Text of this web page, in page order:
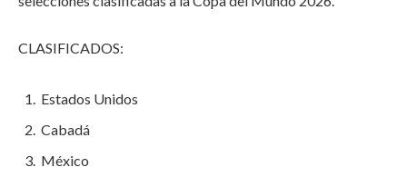
CLASIFICADOS:
Estados Unidos
Cabadá
México